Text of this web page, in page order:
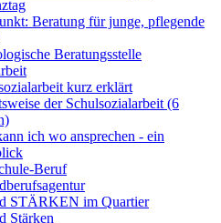
Beratung für junge, pflegende
Beratungsstelle
kurz erklärt
der Schulsozialarbeit (6
ich wo ansprechen - ein
Beruf
STÄRKEN im Quartier
Stärken